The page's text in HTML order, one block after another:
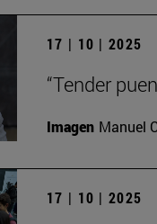
17 | 10 | 2025
“Tender
Imagen Manuel
17 | 10 | 2025